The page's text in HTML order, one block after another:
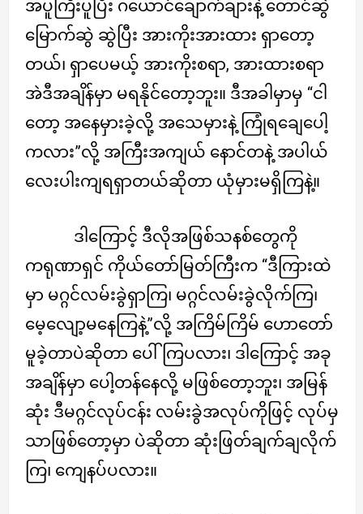
အပူကြီးပူပြီး ဂယောင်ချောက်ချားနဲ့ တောင်ဆွဲ
မြောက်ဆွဲ ဆွဲပြီး အားကိုးအားထား ရှာတော့
တယ်၊ ရှာပေမယ့် အားကိုးစရာ, အားထားစရာ
အဲဒီအချိန်မှာ မရနိုင်တော့ဘူး။ ဒီအခါမှာမှ “ငါ
တော့ အနေမှားခဲ့လို့ အသေမှားနဲ့ ကြုံရချေပေါ့
ကလား”လို့ အကြီးအကျယ် နောင်တနဲ့ အပါယ်
လေးပါးကျရရှာတယ်ဆိုတာ ယုံမှားမရှိကြနဲ့။
ဒါကြောင့် ဒီလိုအဖြစ်သနစ်တွေကို
ကရုဏာရှင် ကိုယ်တော်မြတ်ကြီးက “ဒီကြားထဲ
မှာ မဂ္ဂင်လမ်းခွဲရှာကြ၊ မဂ္ဂင်လမ်းခွဲလိုက်ကြ၊
မေ့လျော့မနေကြနဲ့”လို့ အကြိမ်ကြိမ် ဟောတော်
မူခဲ့တာပဲဆိုတာ ပေါ်ကြပလား၊ ဒါကြောင့် အခု
အချိန်မှာ ပေါ့တန်နေလို့ မဖြစ်တော့ဘူး၊ အမြန်
ဆုံး ဒီမဂ္ဂင်လုပ်ငန်း လမ်းခွဲအလုပ်ကိုဖြင့် လုပ်မှ
သာဖြစ်တော့မှာ ပဲဆိုတာ ဆုံးဖြတ်ချက်ချလိုက်
ကြ၊ ကျေနပ်ပလား။